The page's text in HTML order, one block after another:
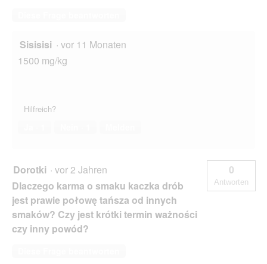
Sisisisi · vor 11 Monaten
1500 mg/kg
Hilfreich?
Dorotki · vor 2 Jahren
Dlaczego karma o smaku kaczka drób
jest prawie połowę tańsza od innych
smaków? Czy jest krótki termin ważności
czy inny powód?
0
Antworten